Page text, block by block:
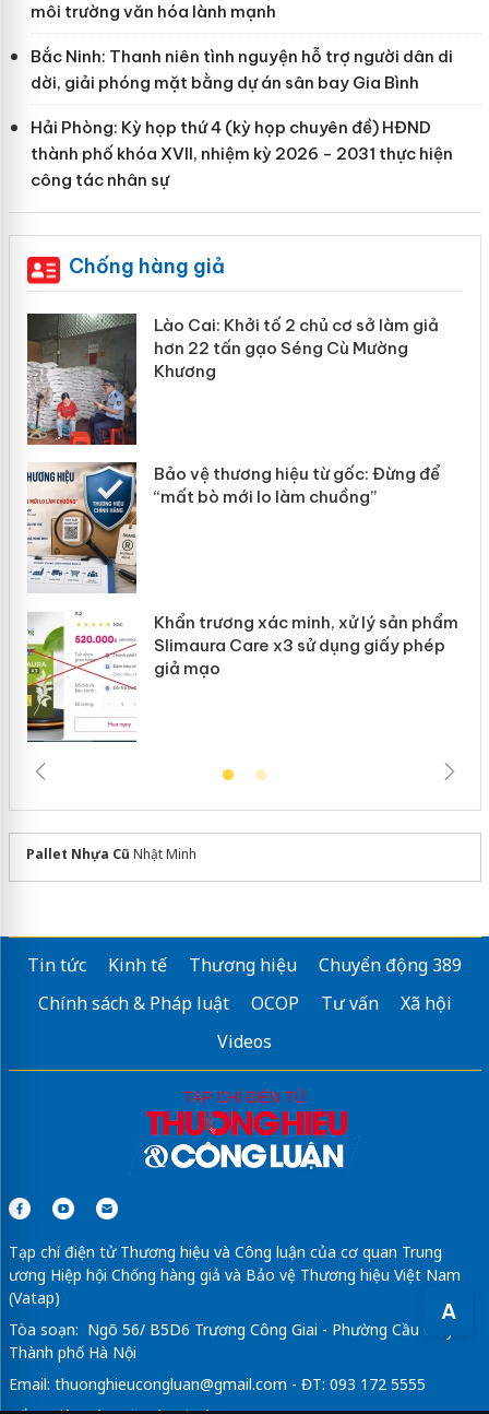
A
môi trường văn hóa lành mạnh
Bắc Ninh: Thanh niên tình nguyện hỗ trợ người dân di
dời, giải phóng mặt bằng dự án sân bay Gia Bình
Hải Phòng: Kỳ họp thứ 4 (kỳ họp chuyên đề) HĐND
thành phố khóa XVII, nhiệm kỳ 2026 - 2031 thực hiện
công tác nhân sự
Chống hàng giả
Lào Cai: Khởi tố 2 chủ cơ sở làm giả
hơn 22 tấn gạo Séng Cù Mường
Khương
Bảo vệ thương hiệu từ gốc: Đừng để
“mất bò mới lo làm chuồng”
Khẩn trương xác minh, xử lý sản phẩm
Slimaura Care x3 sử dụng giấy phép
giả mạo
Pallet Nhựa Cũ Nhật Minh
Tin tức Kinh tế Thương hiệu
Chuyển động 389
Chính sách & Pháp luật
OCOP Tư vấn
Xã hội
Videos
Tạp chí điện tử Thương hiệu và Công luận của cơ quan Trung
ương Hiệp hội Chống hàng giả và Bảo vệ Thương hiệu Việt Nam
(Vatap)
Tòa soạn: Ngõ 56/ B5D6 Trương Công Giai - Phường Cầu Giấy -
Thành phố Hà Nội
Email: thuonghieucongluan@gmail.com - ĐT: 093 172 5555